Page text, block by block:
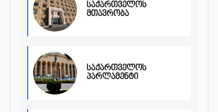
საქართველოს
მთავრობა
საქართველოს
პარლამენტი